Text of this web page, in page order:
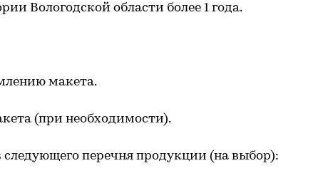
Вологодской области более 1 года.
макета.
(при необходимости).
следующего перечня продукции (на выбор):